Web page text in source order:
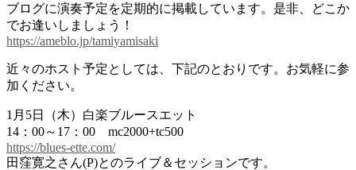
ブログに演奏予定を定期的に掲載しています。是非、どこか
でお逢いしましょう！
https://ameblo.jp/tamiyamisaki
近々のホスト予定としては、下記のとおりです。お気軽に参
加ください。
1月5日（木）白楽ブルースエット
14：00～17：00 mc2000+tc500
https://blues-ette.com/
田窪寛之さん(P)とのライブ＆セッションです。